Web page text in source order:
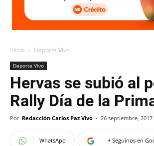
Inicio Deporte Vivo
Deporte Vivo
Hervas se subió al
Rally Día de la
Por Redacción Carlos Paz Vivo - 26 septiembre, 2017
WhatsApp + Seguinos en